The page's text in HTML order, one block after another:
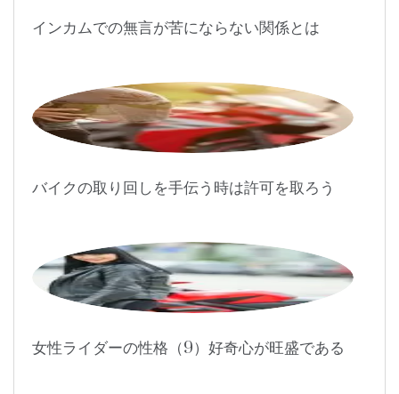
インカムでの無言が苦にならない関係とは
バイクの取り回しを手伝う時は許可を取ろう
女性ライダーの性格（9）好奇心が旺盛である